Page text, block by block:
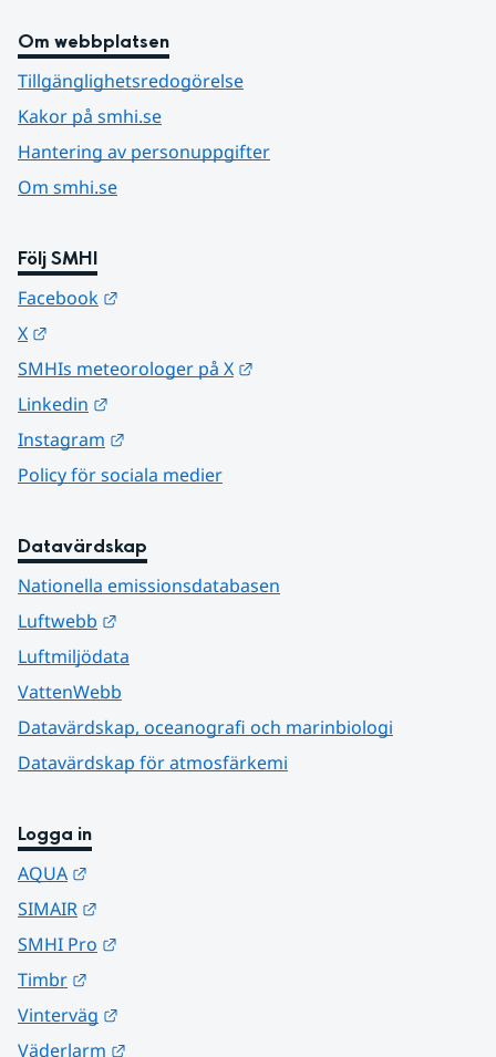
Om webbplatsen
Tillgänglighetsredogörelse
Kakor på smhi.se
Hantering av personuppgifter
Om smhi.se
Följ SMHI
Facebook
X
SMHIs meteorologer på X
Linkedin
Instagram
Policy för sociala medier
Datavärdskap
Nationella emissionsdatabasen
Luftwebb
Luftmiljödata
VattenWebb
Datavärdskap, oceanografi och marinbiologi
Datavärdskap för atmosfärkemi
Logga in
AQUA
SIMAIR
SMHI Pro
Timbr
Vinterväg
Väderlarm